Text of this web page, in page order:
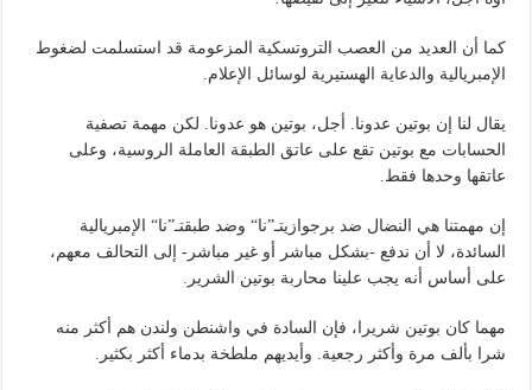
كما أن العديد من العصب التروتسكية المزعومة قد استسلمت لضغوط
الإمبريالية والدعاية الهستيرية لوسائل الإعلام.
يقال لنا إن بوتين عدونا. أجل، بوتين هو عدونا. لكن مهمة تصفية
الحسابات مع بوتين تقع على عاتق الطبقة العاملة الروسية، وعلى
عاتقها وحدها فقط.
إن مهمتنا هي النضال ضد برجوازيتـ”نا“ وضد طبقتـ”نا“ الإمبريالية
السائدة، لا أن ندفع -بشكل مباشر أو غير مباشر- إلى التحالف معهم،
على أساس أنه يجب علينا محاربة بوتين الشرير.
مهما كان بوتين شريرا، فإن السادة في واشنطن ولندن هم أكثر منه
شرا بألف مرة وأكثر رجعية. وأيديهم ملطخة بدماء أكثر بكثير.